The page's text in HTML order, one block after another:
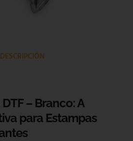
DESCRIPCIÓN
– Branco: A
para Estampas